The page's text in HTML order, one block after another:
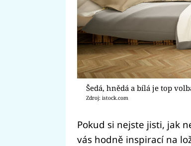
Šedá, hnědá a bílá je top
Zdroj: istock.com
Pokud si nejste jisti, jak
vás hodně inspirací na